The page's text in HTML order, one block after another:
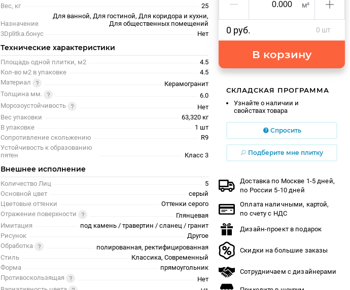
Вес, кг
25
Назначение
Для ванной, Для гостиной, Для коридора и кухни,
Для общественных помещений
3Dplitka.бонус
Нет
Технические характеристики
Площадь одной плитки, м2
4.5
Кол-во м2 в упаковке
4.5
Материал
Керамогранит
Толщина мм.
6.0
Морозоустойчивость
Нет
Вес упаковки
63,320 кг
В упаковке
1 шт
Сопротивление скольжению
R9
Устойчивость к образованию
пятен
Класс 3
Внешнее исполнение
Количество Лиц
5
Основной цвет
серый
Цветовые оттенки
Оттенки серого
Отражение поверхности
Глянцевая
Имитация
под камень / травертин / сланец / гранит
Рисунок
Другое
Обработка
полированная, ректифицированная
Стиль
Классика, Современный
Форма
прямоугольник
Противоскользящая
Нет
м²
0 руб. 0 шт
В корзину
СКЛАДСКАЯ ПРОГРАММА
Узнайте о наличии и
свойствах товара
Спросить
Подберите мне плитку
Доставка по Москве 1-5 дней,
по России 5-10 дней
Оплата наличными, картой,
по счету с НДС
Дизайн-проект в подарок
Скидки на большие заказы
Сотрудничаем с дизайнерами